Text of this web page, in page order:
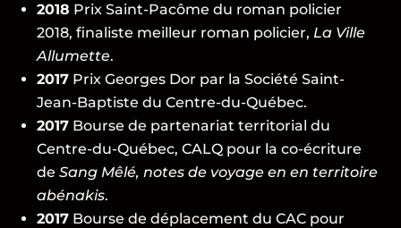
2018 Prix Saint-Pacôme du roman policier
2018, finaliste meilleur roman policier, La Ville
Allumette.
2017 Prix Georges Dor par la Société Saint-
Jean-Baptiste du Centre-du-Québec.
2017 Bourse de partenariat territorial du
Centre-du-Québec, CALQ pour la co-écriture
de Sang Mêlé, notes de voyage en en territoire
abénakis.
2017 Bourse de déplacement du CAC pour